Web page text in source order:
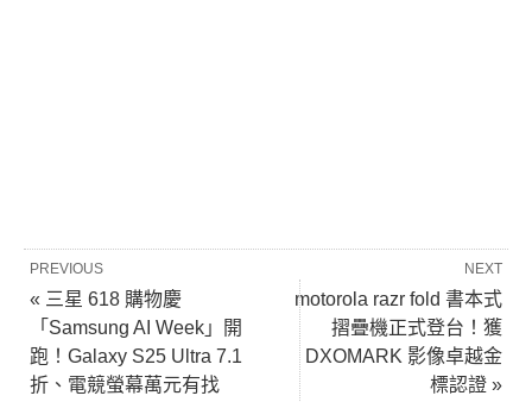
NEXT
motorola razr fold 書本式
摺疊機正式登台！獲
DXOMARK 影像卓越金
標認證 »
PREVIOUS
« 三星 618 購物慶
「Samsung AI Week」開
跑！Galaxy S25 Ultra 7.1
折、電競螢幕萬元有找